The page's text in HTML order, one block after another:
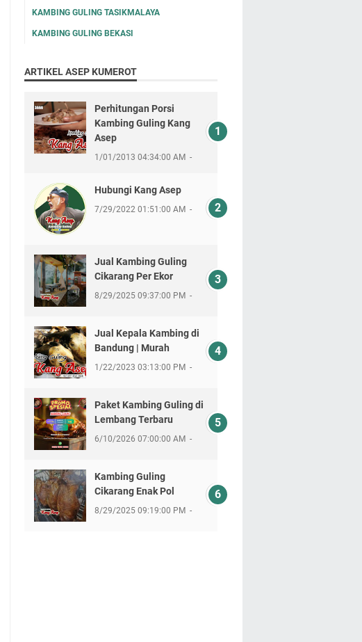
KAMBING GULING TASIKMALAYA
KAMBING GULING BEKASI
ARTIKEL ASEP KUMEROT
Perhitungan Porsi
Kambing Guling Kang
Asep
1/01/2013 04:34:00 AM
Hubungi Kang Asep
7/29/2022 01:51:00 AM
Jual Kambing Guling
Cikarang Per Ekor
8/29/2025 09:37:00 PM
Jual Kepala Kambing di
Bandung | Murah
1/22/2023 03:13:00 PM
Paket Kambing Guling di
Lembang Terbaru
6/10/2026 07:00:00 AM
Kambing Guling
Cikarang Enak Pol
8/29/2025 09:19:00 PM